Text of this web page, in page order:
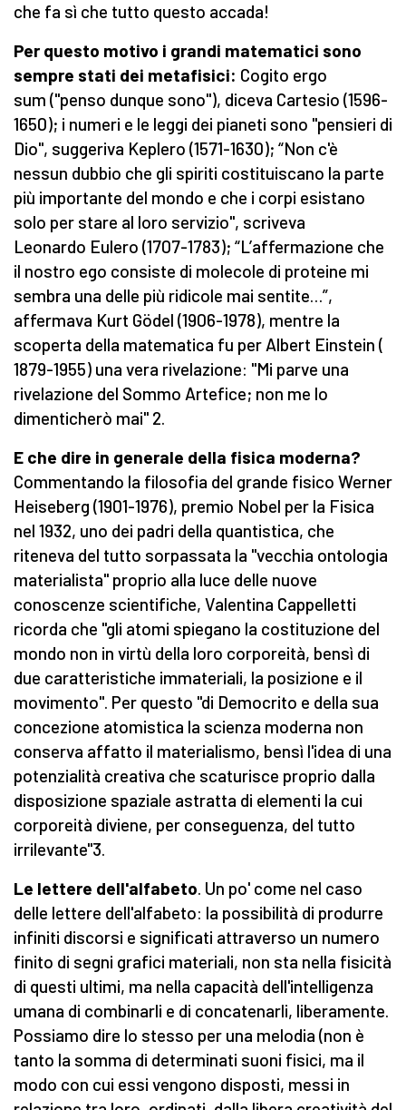
che fa sì che tutto questo accada!
Per questo motivo i grandi matematici sono
sempre stati dei metafisici: Cogito ergo
sum ("penso dunque sono"), diceva Cartesio (1596-
1650); i numeri e le leggi dei pianeti sono "pensieri di
Dio", suggeriva Keplero (1571-1630); “Non c'è
nessun dubbio che gli spiriti costituiscano la parte
più importante del mondo e che i corpi esistano
solo per stare al loro servizio", scriveva
Leonardo Eulero (1707-1783); “L’affermazione che
il nostro ego consiste di molecole di proteine mi
sembra una delle più ridicole mai sentite…”,
affermava Kurt Gödel (1906-1978), mentre la
scoperta della matematica fu per Albert Einstein (
1879-1955) una vera rivelazione: "Mi parve una
rivelazione del Sommo Artefice; non me lo
dimenticherò mai" 2.
E che dire in generale della fisica moderna?
Commentando la filosofia del grande fisico Werner
Heiseberg (1901-1976), premio Nobel per la Fisica
nel 1932, uno dei padri della quantistica, che
riteneva del tutto sorpassata la "vecchia ontologia
materialista" proprio alla luce delle nuove
conoscenze scientifiche, Valentina Cappelletti
ricorda che "gli atomi spiegano la costituzione del
mondo non in virtù della loro corporeità, bensì di
due caratteristiche immateriali, la posizione e il
movimento". Per questo "di Democrito e della sua
concezione atomistica la scienza moderna non
conserva affatto il materialismo, bensì l'idea di una
potenzialità creativa che scaturisce proprio dalla
disposizione spaziale astratta di elementi la cui
corporeità diviene, per conseguenza, del tutto
irrilevante"3.
Le lettere dell'alfabeto. Un po' come nel caso
delle lettere dell'alfabeto: la possibilità di produrre
infiniti discorsi e significati attraverso un numero
finito di segni grafici materiali, non sta nella fisicità
di questi ultimi, ma nella capacità dell'intelligenza
umana di combinarli e di concatenarli, liberamente.
Possiamo dire lo stesso per una melodia (non è
tanto la somma di determinati suoni fisici, ma il
modo con cui essi vengono disposti, messi in